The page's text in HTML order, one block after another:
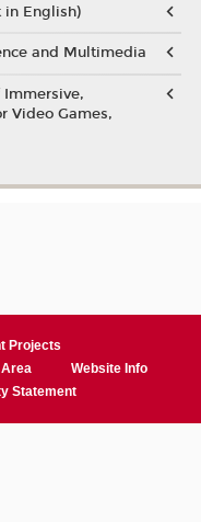
in English)
and Multimedia
Immersive,
Video Games,
Projects
Website Info
Statement